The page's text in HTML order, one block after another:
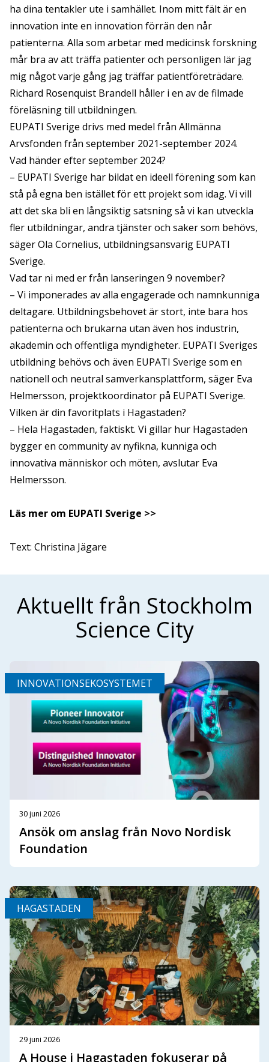
ha dina tentakler ute i samhället. Inom mitt fält är en
innovation inte en innovation förrän den når
patienterna. Alla som arbetar med medicinsk forskning
mår bra av att träffa patienter och personligen lär jag
mig något varje gång jag träffar patientföreträdare.
Richard Rosenquist Brandell håller i en av de filmade
föreläsning till utbildningen.
EUPATI Sverige drivs med medel från Allmänna
Arvsfonden från september 2021-september 2024.
Vad händer efter september 2024?
– EUPATI Sverige har bildat en ideell förening som kan
stå på egna ben istället för ett projekt som idag. Vi vill
att det ska bli en långsiktig satsning så vi kan utveckla
fler utbildningar, andra tjänster och saker som behövs,
säger Ola Cornelius, utbildningsansvarig EUPATI
Sverige.
Vad tar ni med er från lanseringen 9 november?
– Vi imponerades av alla engagerade och namnkunniga
deltagare. Utbildningsbehovet är stort, inte bara hos
patienterna och brukarna utan även hos industrin,
akademin och offentliga myndigheter. EUPATI Sveriges
utbildning behövs och även EUPATI Sverige som en
nationell och neutral samverkansplattform, säger Eva
Helmersson, projektkoordinator på EUPATI Sverige.
Vilken är din favoritplats i Hagastaden?
– Hela Hagastaden, faktiskt. Vi gillar hur Hagastaden
bygger en community av nyfikna, kunniga och
innovativa människor och möten, avslutar Eva
Helmersson.
Läs mer om EUPATI Sverige >>
Text: Christina Jägare
Aktuellt från Stockholm
Science City
INNOVATIONSEKOSYSTEMET
30 juni 2026
Ansök om anslag från Novo Nordisk
Foundation
HAGASTADEN
29 juni 2026
A House i Hagastaden fokuserar på